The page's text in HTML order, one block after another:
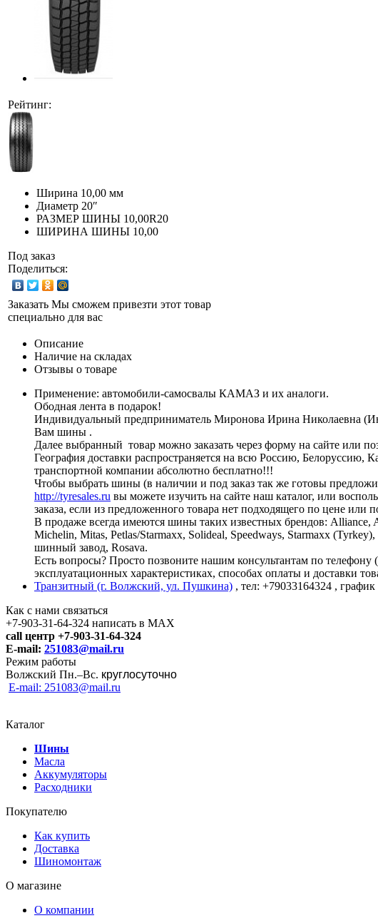
Рейтинг:
Ширина 10,00 мм
Диаметр 20″
РАЗМЕР ШИНЫ 10,00R20
ШИРИНА ШИНЫ 10,00
Под заказ
Поделиться:
Заказать Мы сможем привезти этот товар
специально для вас
Описание
Наличие на складах
Отзывы о товаре
Применение: автомобили-самосвалы КАМАЗ и их аналоги.
Ободная лента в подарок!
Индивидуальный предприниматель Миронова Ирина Николаевна
Вам шины .
Далее выбранный товар можно заказать через форму на сайте или
География доставки распространяется на всю Россию,
транспортной компании абсолютно бесплатно!!!
Чтобы выбрать шины (в наличии и под заказ так же готовы
http://tyresales.ru вы можете изучить на сайте наш каталог, или
заказа, если из предложенного товара нет подходящего по цене
В продаже всегда имеются шины таких известных брендов:
Michelin, Mitas, Petlas/Starmaxx, Solideal, Speedways, Starmaxx
шинный завод, Rosava.
Есть вопросы? Просто позвоните нашим консультантам по
эксплуатационных характеристиках, способах оплаты и доставки
Транзитный (г. Волжский, ул. Пушкина) , тел: +79033164324 , график
Как с нами связаться
+7-903-31-64-324 написать в MAX
call центр +7-903-31-64-324
E-mail: 251083@mail.ru
Режим работы
Волжский Пн.–Вс. круглосуточно
E-mail: 251083@mail.ru
Каталог
Шины
Масла
Аккумуляторы
Расходники
Покупателю
Как купить
Доставка
Шиномонтаж
О магазине
О компании